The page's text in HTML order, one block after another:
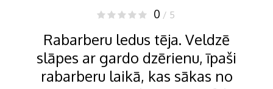
0 / 5
Rabarberu ledus tēja. Veldzē
slāpes ar gardo dzērienu, īpaši
rabarberu laikā, kas sākas no